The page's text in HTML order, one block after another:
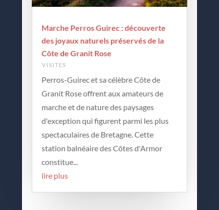
Marche Perros Guirec : découverte
des joyaux naturels préservés de la
Côte de Granit Rose
VISITES
Perros-Guirec et sa célèbre Côte de
Granit Rose offrent aux amateurs de
marche et de nature des paysages
d'exception qui figurent parmi les plus
spectaculaires de Bretagne. Cette
station balnéaire des Côtes d'Armor
constitue...
lire plus